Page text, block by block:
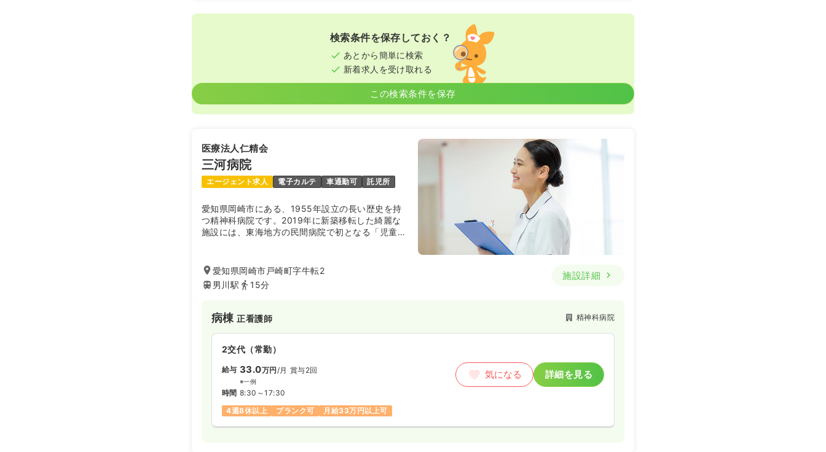
月給33万円以上可
気になる 詳細を見る
検索条件を保存しておく？
あとから簡単に検索
新着求人を受け取れる
この検索条件を保存
医療法人仁精会
三河病院
エージェント求人 電子カルテ 車通勤可 託児所
愛知県岡崎市にある、1955年設立の長い歴史を持
つ精神科病院です。2019年に新築移転した綺麗な
施設には、東海地方の民間病院で初となる「児童・
愛知県岡崎市戸崎町字牛転2
男川駅
15分
施設詳細
病棟正看護師 精神科病院
2交代（常勤）
給与 33.0万円 /月 賞与2回
※一例
時間 8:30～17:30
4週8休以上
ブランク可 月給33万円以上可
気になる 詳細を見る